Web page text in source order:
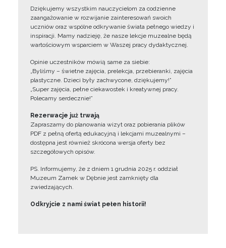
Dziękujemy wszystkim nauczycielom za codzienne
zaangażowanie w rozwijanie zainteresowań swoich
uczniów oraz wspólne odkrywanie świata pełnego wiedzy i
inspiracji. Mamy nadzieję, że nasze lekcje muzealne będą
wartościowym wsparciem w Waszej pracy dydaktycznej.
Opinie uczestników mówią same za siebie:
„Byliśmy – świetne zajęcia, prelekcja, przebieranki, zajęcia
plastyczne. Dzieci były zachwycone, dziękujemy!”
„Super zajęcia, pełne ciekawostek i kreatywnej pracy.
Polecamy serdecznie!”
Rezerwacje już trwają
Zapraszamy do planowania wizyt oraz pobierania plików
PDF z pełną ofertą edukacyjną i lekcjami muzealnymi –
dostępna jest również skrócona wersja oferty bez
szczegółowych opisów.
PS. Informujemy, że z dniem 1 grudnia 2025 r. oddział
Muzeum Zamek w Dębnie jest zamknięty dla
zwiedzających.
Odkryjcie z nami świat pełen historii!